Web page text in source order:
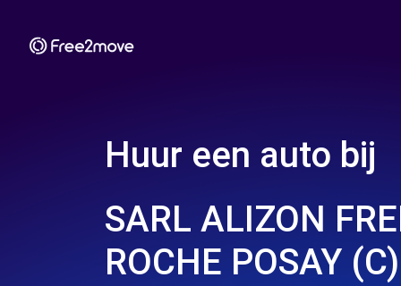
Huur een auto bij
SARL ALIZON
ROCHE POSAY (C)